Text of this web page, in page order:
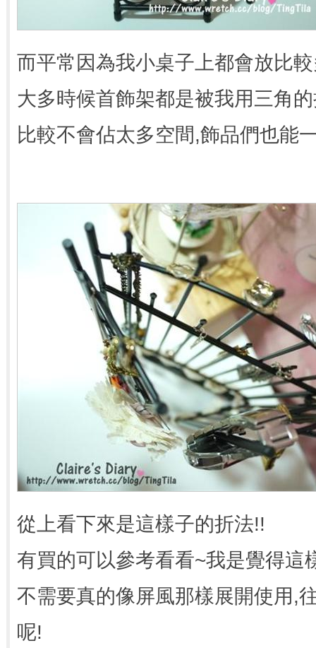
而平常因為我小桌子上都會放比
大多時候首飾架都是被我用三角
比較不會佔太多空間,飾品們也能
從上看下來是這樣子的折法!!
有買的可以參考看看~我是覺得這
不需要真的像屏風那樣展開使用,
呢!